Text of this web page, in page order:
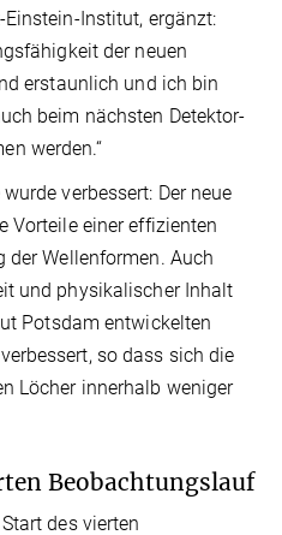
Institut, ergänzt:
der neuen
erstaunlich und ich bin
beim nächsten Detektor-
werden.“
verbessert: Der neue
Vorteile einer effizienten
der Wellenformen. Auch
und physikalischer Inhalt
Potsdam entwickelten
so dass sich die
Löcher innerhalb weniger
Beobachtungslauf
des vierten